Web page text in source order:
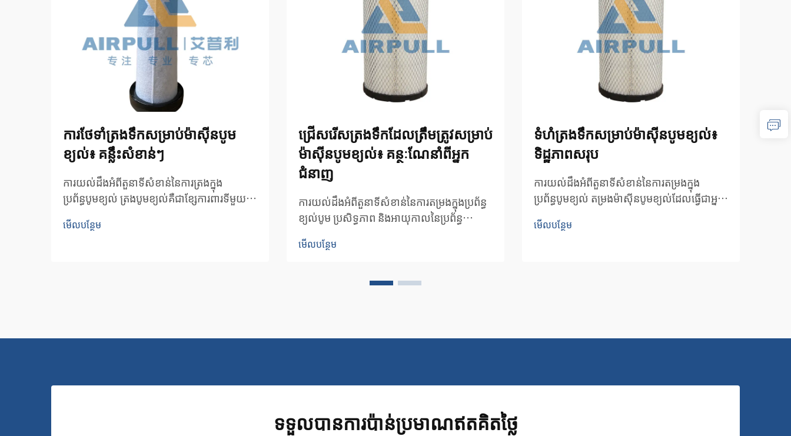
ការថែទាំត្រងទឹកសម្រាប់ម៉ាស៊ីនបូម
ខ្យល់៖ គន្លឹះសំខាន់ៗ
ការយល់ដឹងអំពីតួនាទីសំខាន់នៃការត្រងក្នុង
ប្រព័ន្ធបូមខ្យល់ ត្រង​បូម​ខ្យល់​គឺ​ជា​ខ្សែ​ការពារ​ទី​មួយ​
បូម។ ធាតុ​ចាំបាច់​ទាំង​នេះ​ការពារ​ទាំង​បូម​ខ្យល់ និង...
មើលបន្ថែម
ជ្រើសរើសត្រងទឹកដែលត្រឹមត្រូវសម្រាប់
ម៉ាស៊ីនបូមខ្យល់៖ គន្ថៈណែនាំពីអ្នក
ជំនាញ
ការយល់ដឹងអំពីតួនាទីសំខាន់នៃការតម្រងក្នុងប្រព័ន្ធ
ខ្យល់បូម ប្រសិទ្ធភាព និងអាយុកាលនៃប្រព័ន្ធ
ដែលត្រឹមត្រូវ។ តម្រងម៉ាស៊ីនបូមខ្យល់ដែលធ្វើជាអ្នក
មើលបន្ថែម
ទំហំត្រងទឹកសម្រាប់ម៉ាស៊ីនបូមខ្យល់៖
ទិដ្ឋភាពសរុប
ការយល់ដឹងអំពីតួនាទីសំខាន់នៃការតម្រងក្នុង
ប្រព័ន្ធបូមខ្យល់ តម្រងម៉ាស៊ីនបូមខ្យល់ដែលធ្វើជាអ្នក
ការពារទាំងឧបករណ៍ និងផលិតផលចុងក្រោយរបស់
មើលបន្ថែម
បញ្
ទទួលបានការប៉ាន់ប្រមាណឥតគិតថ្លៃ